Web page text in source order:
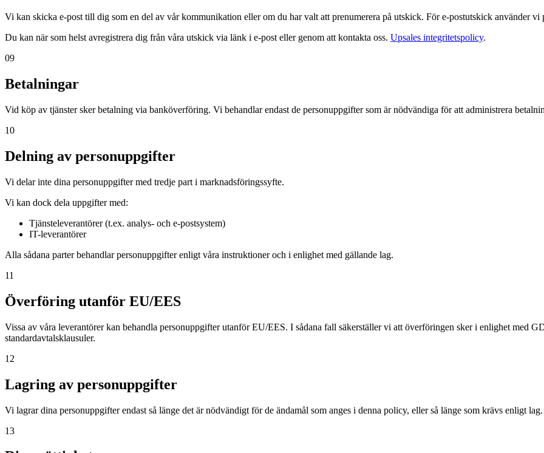
Vi kan skicka e-post till dig som en del av vår kommunikation eller om du har valt att prenumerera på utskick. För e-postutskick använder vi
Du kan när som helst avregistrera dig från våra utskick via länk i e-post eller genom att kontakta oss. Upsales integritetspolicy.
09
Betalningar
Vid köp av tjänster sker betalning via banköverföring. Vi behandlar endast de personuppgifter som är nödvändiga för att administrera
10
Delning av personuppgifter
Vi delar inte dina personuppgifter med tredje part i marknadsföringssyfte.
Vi kan dock dela uppgifter med:
Tjänsteleverantörer (t.ex. analys- och e-postsystem)
IT-leverantörer
Alla sådana parter behandlar personuppgifter enligt våra instruktioner och i enlighet med gällande lag.
11
Överföring utanför EU/EES
Vissa av våra leverantörer kan behandla personuppgifter utanför EU/EES. I sådana fall säkerställer vi att överföringen sker i enlighet med
standardavtalsklausuler.
12
Lagring av personuppgifter
Vi lagrar dina personuppgifter endast så länge det är nödvändigt för de ändamål som anges i denna policy, eller så länge som krävs enligt lag.
13